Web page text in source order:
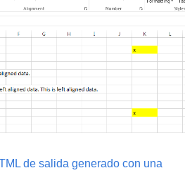
de salida generado con una